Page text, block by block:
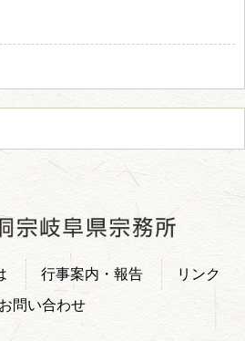
行事案内・報告
リンク
お問い合わせ